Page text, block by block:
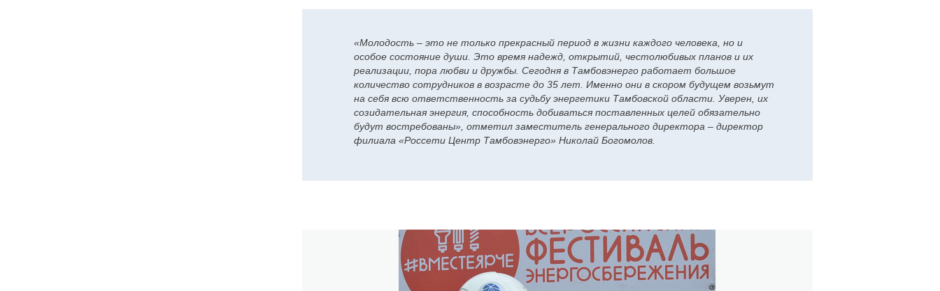
«Молодость – это не только прекрасный период в жизни каждого человека, но и
особое состояние души. Это время надежд, открытий, честолюбивых планов и их
реализации, пора любви и дружбы. Сегодня в Тамбовэнерго работает большое
количество сотрудников в возрасте до 35 лет. Именно они в скором будущем возьмут
на себя всю ответственность за судьбу энергетики Тамбовской области. Уверен, их
созидательная энергия, способность добиваться поставленных целей обязательно
будут востребованы», отметил заместитель генерального директора – директор
филиала «Россети Центр Тамбовэнерго» Николай Богомолов.